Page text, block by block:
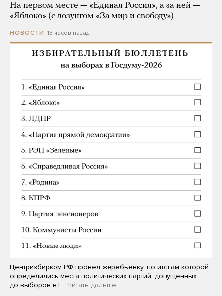
На первом месте — «Единая Россия», а за ней —
«Яблоко» (с лозунгом «За мир и свободу»)
НОВОСТИ 13 часов назад
Центризбирком РФ провел жеребьевку, по итогам которой
определились места политических партий, допущенных
до выборов в Г… Читать дальше